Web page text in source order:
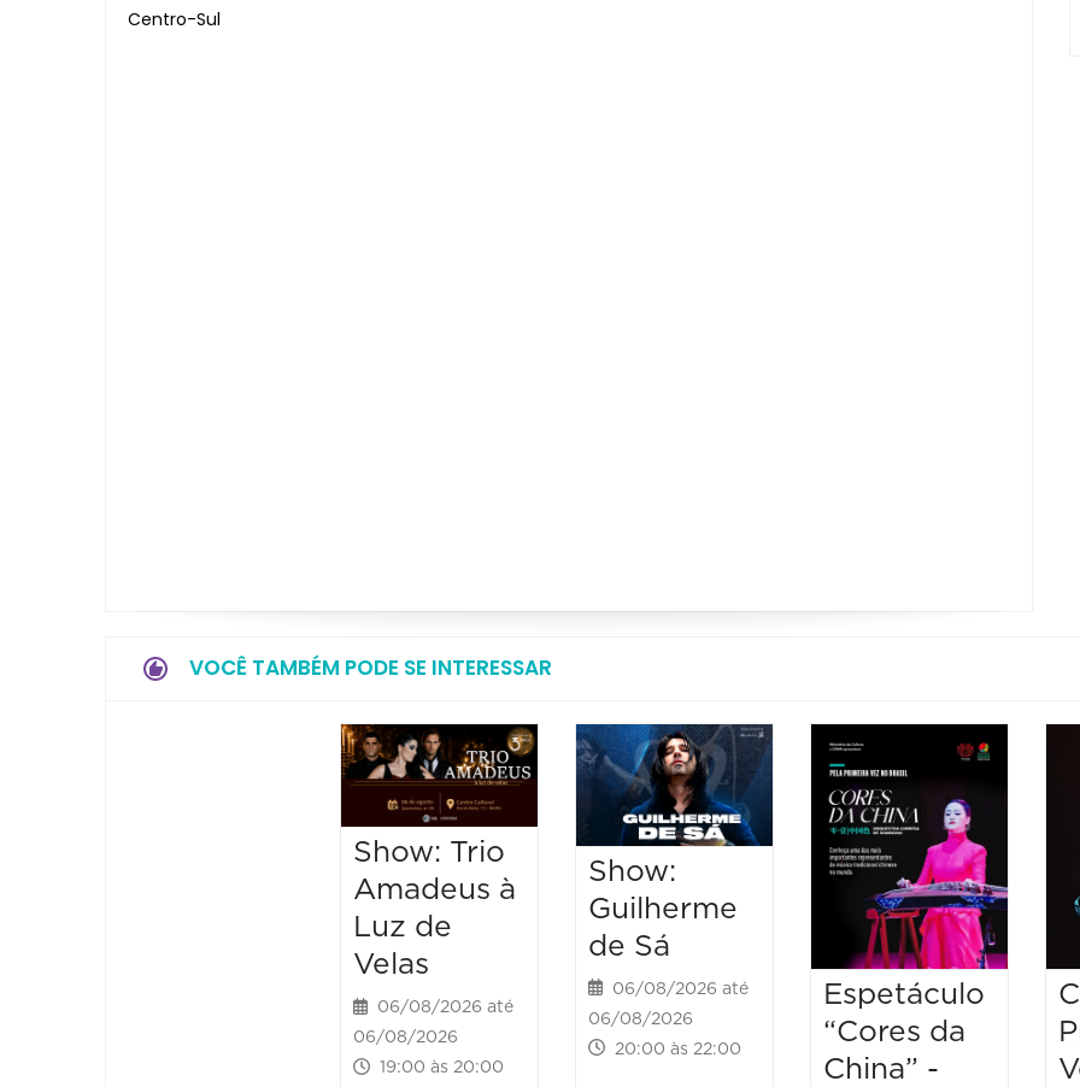
Centro-Sul
VOCÊ TAMBÉM PODE SE INTERESSAR
Show: Trio
Amadeus à
Luz de
Velas
06/08/2026 até
06/08/2026
19:00 às 20:00
Show:
Guilherme
de Sá
06/08/2026 até
06/08/2026
20:00 às 22:00
Espetáculo
“Cores da
China” -